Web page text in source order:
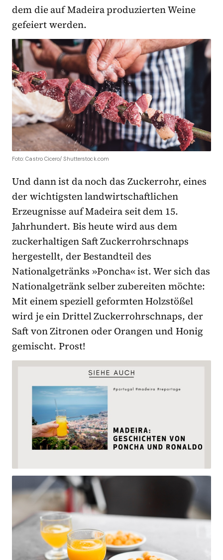
dem die auf Madeira produzierten Weine
gefeiert werden.
Foto: Castro Cicero/ Shutterstock.com
Und dann ist da noch das Zuckerrohr, eines
der wichtigsten landwirtschaftlichen
Erzeugnisse auf Madeira seit dem 15.
Jahrhundert. Bis heute wird aus dem
zuckerhaltigen Saft Zuckerrohrschnaps
hergestellt, der Bestandteil des
Nationalgetränks »Poncha« ist. Wer sich das
Nationalgetränk selber zubereiten möchte:
Mit einem speziell geformten Holzstößel
wird je ein Drittel Zuckerrohrschnaps, der
Saft von Zitronen oder Orangen und Honig
gemischt. Prost!